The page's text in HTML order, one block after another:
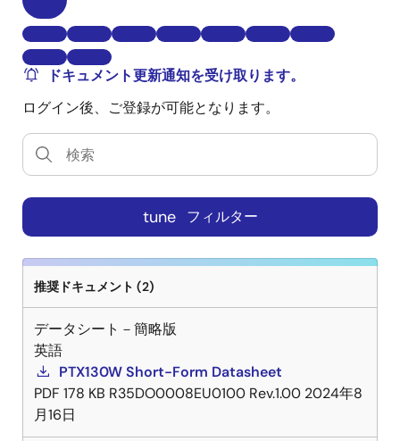
ドキュメント更新通知を受け取ります。
ログイン後、ご登録が可能となります。
tune フィルター
推奨ドキュメント (2)
データシート－簡略版
英語
PTX130W Short-Form Datasheet
PDF 178 KB R35DO0008EU0100 Rev.1.00 2024年8
月16日